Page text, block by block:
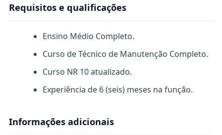
Requisitos e qualificações
Ensino Médio Completo.
Curso de Técnico de Manutenção Completo.
Curso NR 10 atualizado.
Experiência de 6 (seis) meses na função.
Informações adicionais